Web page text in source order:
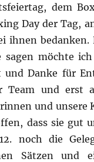
dem
Day der Tag,
ihnen
sagen möchte
Danke für
Team und erst
und unsere
dass sie gut
noch die
Sätzen und